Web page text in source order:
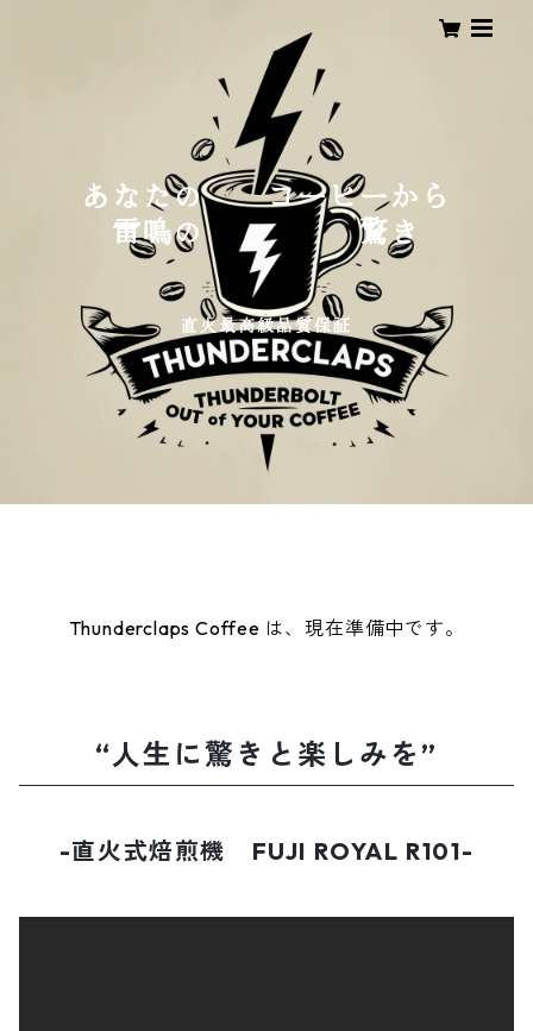
あなたの コーヒーから
雷鳴の 驚き
直火最高級品質保証
Thunderclaps Coffee は、現在準備中です。
“人生に驚きと楽しみを”
-直火式焙煎機 FUJI ROYAL R101-